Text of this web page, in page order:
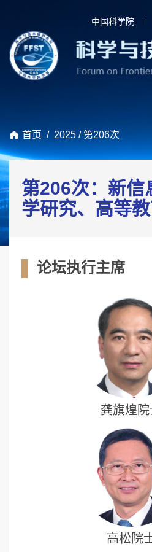
中国科学院
首页 / 2025 / 第206次
第206次：新信
学研究、高等
论坛执行主席
龚旗煌院
高松院